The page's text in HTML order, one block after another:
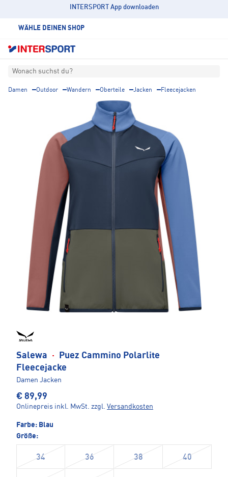
INTERSPORT App downloaden
WÄHLE DEINEN SHOP
Wonach suchst du?
Damen Outdoor Wandern Oberteile Jacken Fleecejacken
Salewa ·
Puez Cammino Polarlite
Fleecejacke
Damen Jacken
€ 89,99
Onlinepreis inkl. MwSt. zzgl. Versandkosten
Farbe: Blau
Größe:
34 36 38 40